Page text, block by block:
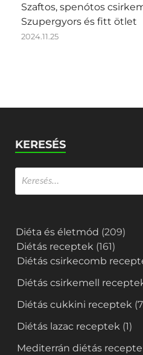
Szaftos, spenótos
Szupergyors és fitt ötlet
2024.11.25
KERESÉS
Diéta és életmód (209)
Diétás receptek (161)
Diétás csirkecomb
Diétás csirkemell
Diétás cukkini receptek
Diétás lazac receptek (1)
Mediterrán diétás